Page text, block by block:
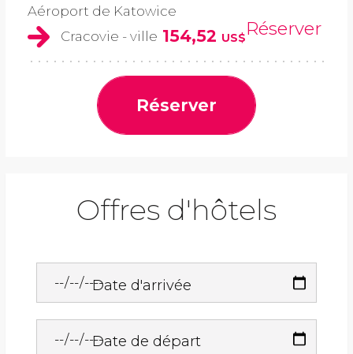
Aéroport de Katowice
Cracovie - ville 154,52 US$Réserver
Réserver
Offres d'hôtels
Date d'arrivée
Date de départ